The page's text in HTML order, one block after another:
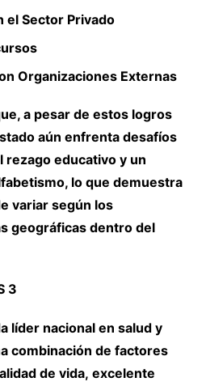
el Sector Privado
Organizaciones Externas
a pesar de estos logros
aún enfrenta desafíos
rezago educativo y un
lo que demuestra
variar según los
geográficas dentro del
3
líder nacional en salud y
combinación de factores
de vida, excelente